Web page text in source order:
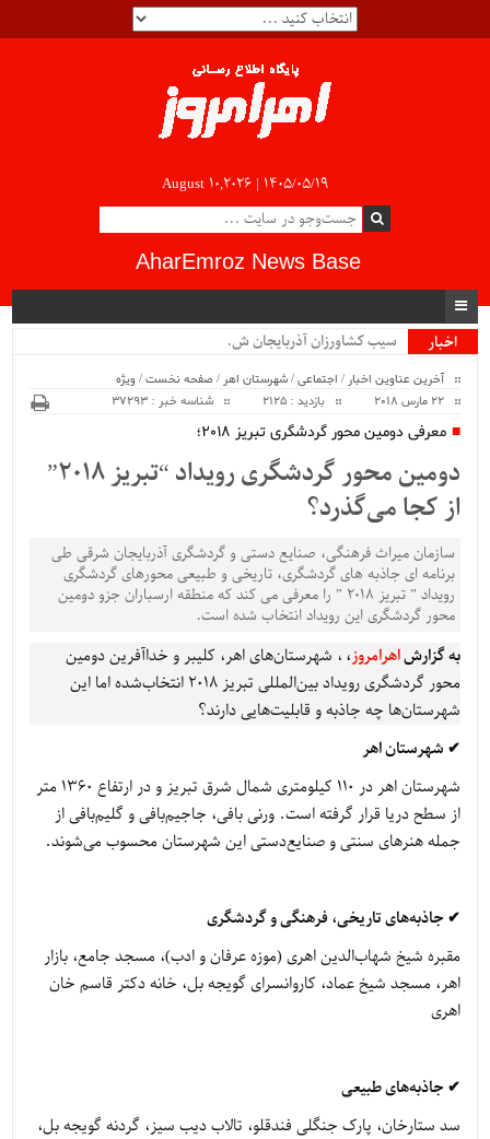
August 10,2026 | ۱۴۰۵/۰۵/۱۹
AharEmroz News Base
اخبار
سیب کشاورزان آذربایجان شرقی و_
آخرین عناوین اخبار / اجتماعی/شهرستان اهر /صفحه نخست/ ویژه
22 مارس 2018
بازدید : 2125 شناسه خبر : 37293
معرفی دومین محور گردشگری تبریز 2018؛
دومین محور گردشگری رویداد “تبریز ۲۰۱۸”
از کجا می‌گذرد؟
سازمان میراث فرهنگی، صنایع دستی و گردشگری آذربایجان شرقی طی
برنامه ای جاذبه های گردشگری، تاریخی و طبیعی محورهای گردشگری
رویداد ” تبریز ۲۰۱۸ ” را معرفی می کند که منطقه ارسباران جزو دومین
محور گردشگری این رویداد انتخاب شده است.
به گزارشاهرامروز، ، شهرستان‌های اهر، کلیبر و خداآفرین دومین
محور گردشگری رویداد بین‌المللی تبریز ۲۰۱۸ انتخاب‌شده اما این
شهرستان‌ها چه جاذبه و قابلیت‌هایی دارند؟
✔ شهرستان اهر
شهرستان اهر در ۱۱۰ کیلومتری شمال شرق تبریز و در ارتفاع ۱۳۶۰ متر
از سطح دریا قرار گرفته است. ورنی بافی، جاجیم‌بافی و گلیم‌بافی از
جمله هنرهای سنتی و صنایع‌دستی این شهرستان محسوب می‌شوند.
✔ جاذبه‌های تاریخی، فرهنگی و گردشگری
مقبره شیخ شهاب‌الدین اهری (موزه عرفان و ادب)، مسجد جامع، بازار
اهر، مسجد شیخ عماد، کاروانسرای گویجه بل، خانه دکتر قاسم خان
اهری
✔ جاذبه‌های طبیعی
سد ستارخان، پارک جنگلی فندقلو، تالاب دیب سیز، گردنه گویجه بل،